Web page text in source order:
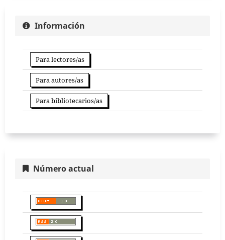
Información
Para lectores/as
Para autores/as
Para bibliotecarios/as
Número actual